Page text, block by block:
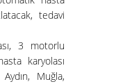
tedavi
3 motorlu
karyolası
Muğla,